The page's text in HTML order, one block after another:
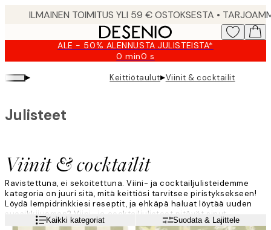
ALE - 50% ALENNUSTA JULISTEISTA*
0 min0 s
Voimassa
asti:
2026-
▸ Keittiötaulut▸Viinit & cocktailit
Viinit & cocktailit
Julisteet
Ravistettuna, ei sekoitettuna. Viini- ja cocktailjulisteidemme
kategoria on juuri sitä, mitä keittiösi tarvitsee piristyksekseen!
Löydä lempidrinkkiesi reseptit, ja ehkäpä haluat löytää uuden
suosikkijuoman? Viini- ja cocktailjulisteet pitävät sinut
trendikkäänä vuosia, erityisesti klassiset cocktailreseptit.
Lue lisää Kaikki kategoriat Suodata & Lajittele